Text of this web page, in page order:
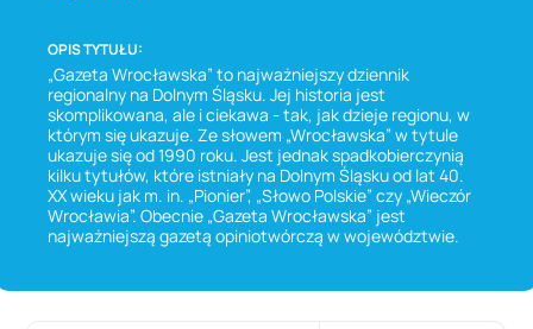
OPIS TYTUŁU:
„Gazeta Wrocławska” to najważniejszy dziennik
regionalny na Dolnym Śląsku. Jej historia jest
skomplikowana, ale i ciekawa - tak, jak dzieje regionu, w
którym się ukazuje. Ze słowem „Wrocławska” w tytule
ukazuje się od 1990 roku. Jest jednak spadkobierczynią
kilku tytułów, które istniały na Dolnym Śląsku od lat 40.
XX wieku jak m. in. „Pionier”, „Słowo Polskie” czy „Wieczór
Wrocławia”. Obecnie „Gazeta Wrocławska” jest
najważniejszą gazetą opiniotwórczą w województwie.